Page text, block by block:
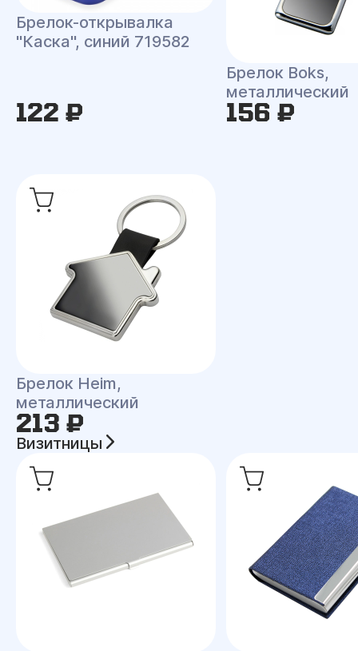
Брелок-открывалка
"Каска", синий 719582
122 ₽
Брелок Boks,
металлический
156 ₽
Брелок Heim,
металлический
213 ₽
Визитницы